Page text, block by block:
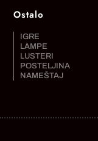
Ostalo
IGRE
LAMPE
LUSTERI
POSTELJINA
NAMEŠTAJ